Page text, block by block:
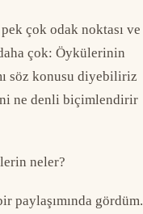
çok odak noktası ve
çok: Öykülerinin
söz konusu diyebiliriz
ne denli biçimlendirir
neler?
paylaşımında gördüm.